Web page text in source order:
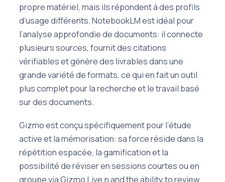
propre matériel, mais ils répondent à des profils
d’usage différents. NotebookLM est idéal pour
l’analyse approfondie de documents: il connecte
plusieurs sources, fournit des citations
vérifiables et génère des livrables dans une
grande variété de formats, ce qui en fait un outil
plus complet pour la recherche et le travail basé
sur des documents.
Gizmo est conçu spécifiquement pour l’étude
active et la mémorisation: sa force réside dans la
répétition espacée, la gamification et la
possibilité de réviser en sessions courtes ou en
groupe via Gizmo Live.n and the ability to review